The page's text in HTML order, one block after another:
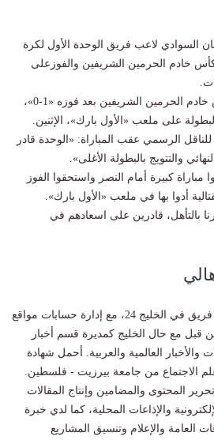
السوادي لاعب فريق الوحدة الأول لكرة
بكأس خادم الحرمين الشريفين والفوزعلى
وتأهل الوحدة إلى نهائي كأس خادم الحرمين الشريفين بعد فوزه «1-0»،
على ملعب «الأول بارك»، الإثنين.
الرسمي عقب المباراة: «الوحدة قادر
والتتويج بالبطولة الأغلى».
مباراة كبيرة أمام النصر واستحقوا الفوز
أدوا بها في ملعب «الأول بارك».
بالتأهل، قادرين على اسعادهم في
أعمل كقائد فريق في الخليج 24، مع إدارة حسابات مواقع
قبل مع حال الخليج كمديرة قسم أخبار
والأخبار العالمية والعربية. أحمل شهادة
الاجتماع من جامعة بيرزيت - فلسطين.
المحتوى والمضامين وإنتاج المقالات
والإذاعات المحلية، كما لدي خبرة
العامة والإعلام وتنسيق المشاريع